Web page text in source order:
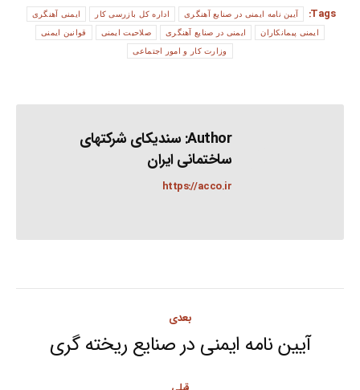
Tags:
آیین نامه ایمنی در صنایع آهنگری اداره کل بازرسی کار ایمنی آهنگری
ایمنی پیمانکاران ایمنی در صنایع آهنگری صلاحیت ایمنی قوانین ایمنی
وزارت کار و امور اجتماعی
Author: سندیکای شرکتهای
ساختمانی ایران
https://acco.ir
navigation
بعدی
Next
آیین نامه ایمنی در صنایع ریخته گری